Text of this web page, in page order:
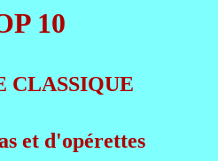
10
CLASSIQUE
et d'opérettes